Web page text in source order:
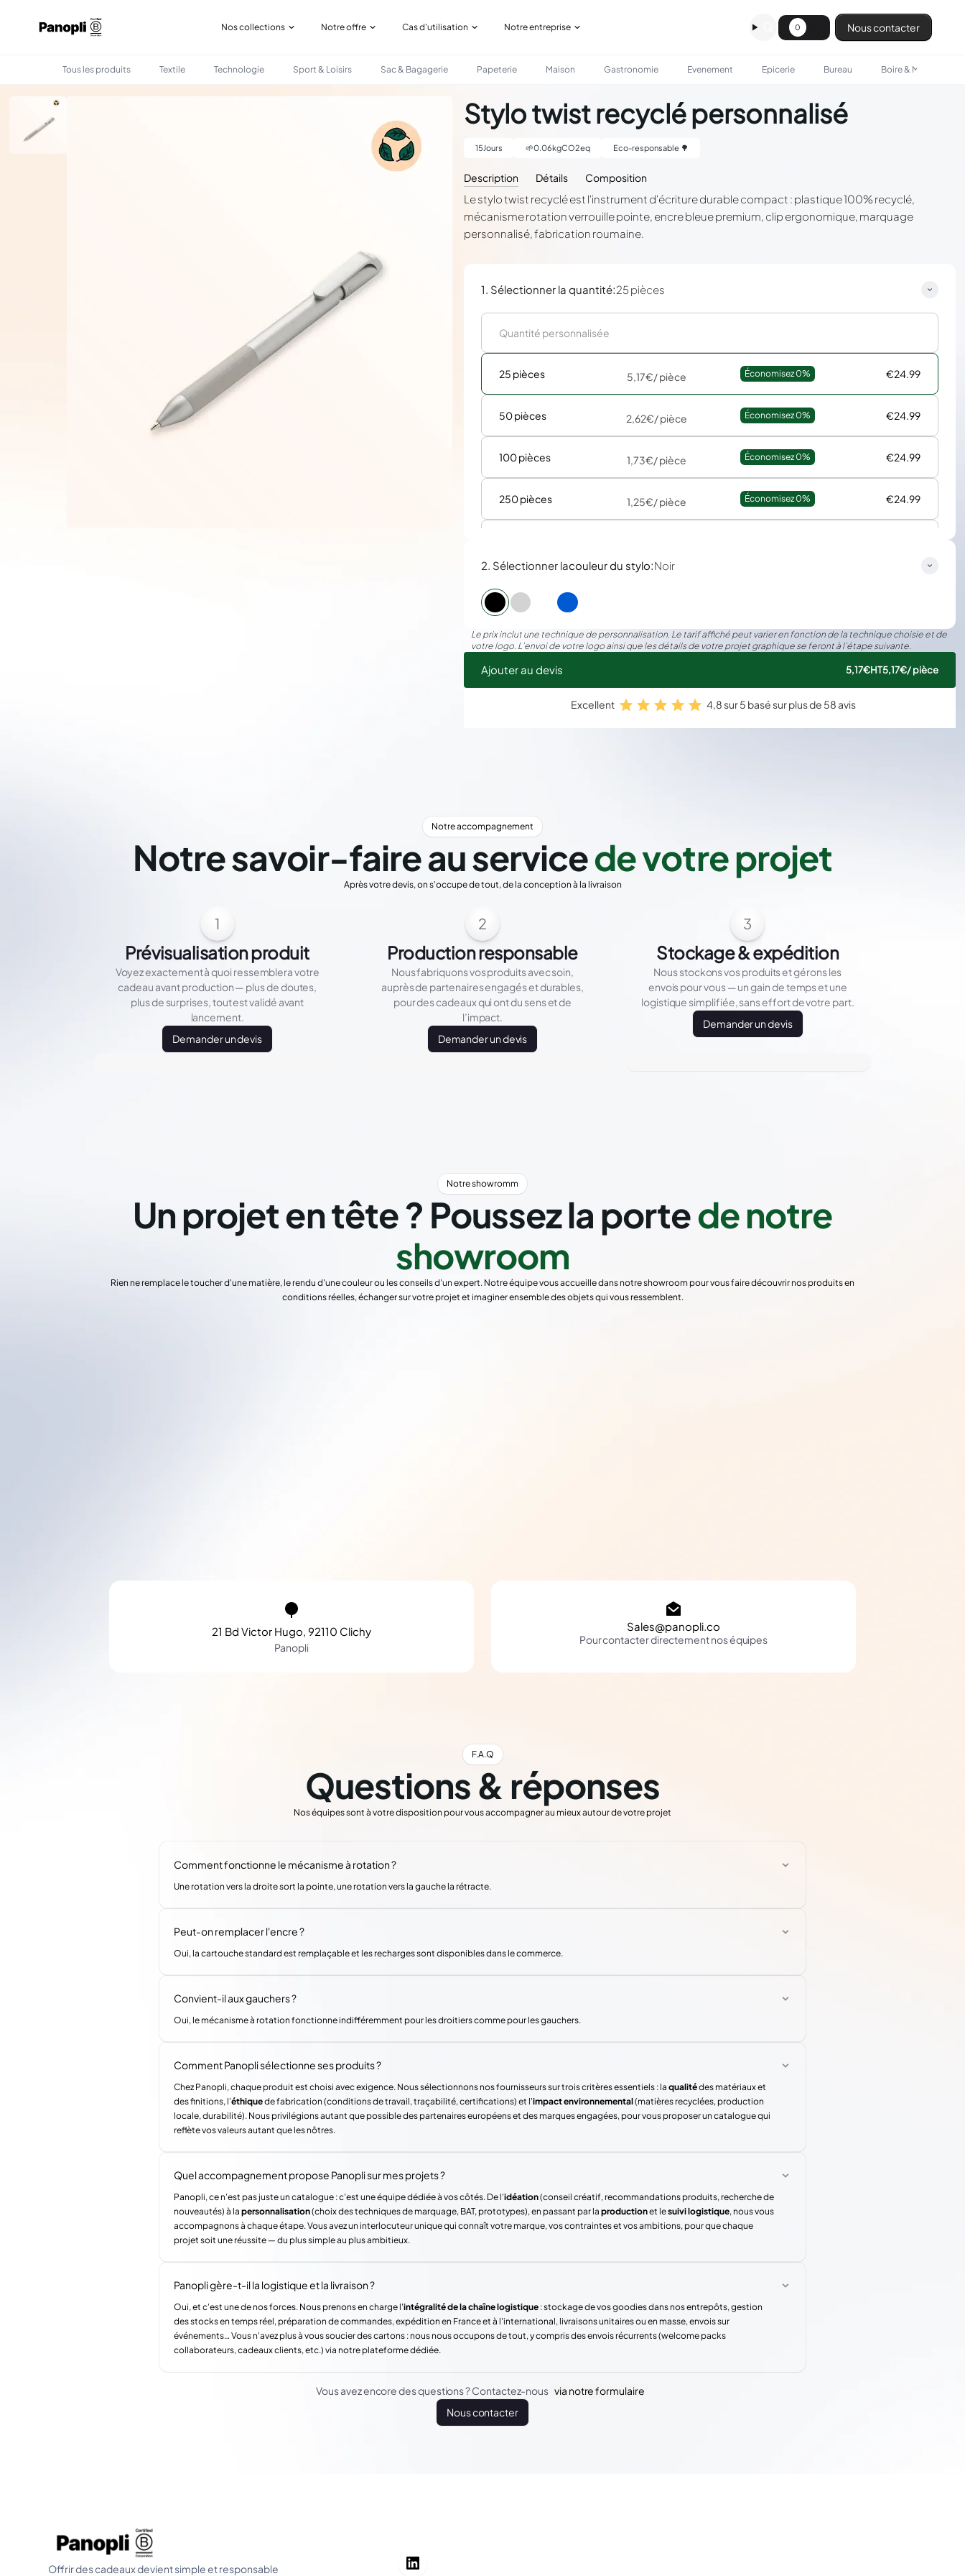
Nos collections Notre offre Cas d'utilisation Notre entreprise 0 Nous contacter
Tous les produits Textile Technologie Sport & Loisirs Sac & Bagagerie Papeterie Maison Gastronomie Evenement Epicerie Bureau Boire & Manger
BUREAU STYLO TWIST RECYCLÉ PERSONNALISÉ
Stylo twist recyclé personnalisé
15 Jours 🌱0.06kgCO2eq Eco-responsable 🌳
Description Détails Composition
Le stylo twist recyclé est l'instrument d'écriture durable compact : plastique 100% recyclé,
mécanisme rotation verrouille pointe, encre bleue premium, clip ergonomique, marquage
personnalisé, fabrication roumaine.
1. Sélectionner la quantité:25 pièces
25 pièces 5,17€/ pièce Économisez 0% €24.99
50 pièces 2,62€/ pièce Économisez 0% €24.99
100 pièces 1,73€/ pièce Économisez 0% €24.99
250 pièces 1,25€/ pièce Économisez 0% €24.99
2. Sélectionner lacouleur du stylo:Noir
Le prix inclut une technique de personnalisation. Le tarif affiché peut varier en fonction de la technique choisie et de
votre logo. L’envoi de votre logo ainsi que les détails de votre projet graphique se feront à l’étape suivante.
Ajouter au devis 5,17€HT5,17€/ pièce
Excellent 4,8 sur 5 basé sur plus de 58 avis
Notre accompagnement
Notre savoir-faire au servicede votre projet
Après votre devis, on s'occupe de tout, de la conception à la livraison
1
Prévisualisation produit
Voyez exactement à quoi ressemblera votre
cadeau avant production — plus de doutes,
plus de surprises, tout est validé avant
lancement.
Demander un devis
2
Production responsable
Nous fabriquons vos produits avec soin,
auprès de partenaires engagés et durables,
pour des cadeaux qui ont du sens et de
l’impact.
Demander un devis
3
Stockage & expédition
Nous stockons vos produits et gérons les
envois pour vous — un gain de temps et une
logistique simplifiée, sans effort de votre part.
Demander un devis
Notre showromm
Un projet en tête ? Poussez la portede notre
showroom
Rien ne remplace le toucher d'une matière, le rendu d'une couleur ou les conseils d'un expert. Notre équipe vous accueille dans notre showroom pour vous faire découvrir nos produits en
conditions réelles, échanger sur votre projet et imaginer ensemble des objets qui vous ressemblent.
21 Bd Victor Hugo, 92110 Clichy
Panopli
Sales@panopli.co
Pour contacter directement nos équipes
F.A.Q
Questions & réponses
Nos équipes sont à votre disposition pour vous accompagner au mieux autour de votre projet
Comment fonctionne le mécanisme à rotation ?
Une rotation vers la droite sort la pointe, une rotation vers la gauche la rétracte.
Peut-on remplacer l'encre ?
Oui, la cartouche standard est remplaçable et les recharges sont disponibles dans le commerce.
Convient-il aux gauchers ?
Oui, le mécanisme à rotation fonctionne indifféremment pour les droitiers comme pour les gauchers.
Comment Panopli sélectionne ses produits ?
Chez Panopli, chaque produit est choisi avec exigence. Nous sélectionnons nos fournisseurs sur trois critères essentiels : la qualitédes matériaux et
des finitions, l'éthiquede fabrication (conditions de travail, traçabilité, certifications) et l'impact environnemental(matières recyclées, production
locale, durabilité). Nous privilégions autant que possible des partenaires européens et des marques engagées, pour vous proposer un catalogue qui
reflète vos valeurs autant que les nôtres.
Quel accompagnement propose Panopli sur mes projets ?
Panopli, ce n'est pas juste un catalogue : c'est une équipe dédiée à vos côtés. De l'idéation(conseil créatif, recommandations produits, recherche de
nouveautés) à la personnalisation(choix des techniques de marquage, BAT, prototypes), en passant par la productionet lesuivi logistique, nous vous
accompagnons à chaque étape. Vous avez un interlocuteur unique qui connaît votre marque, vos contraintes et vos ambitions, pour que chaque
projet soit une réussite — du plus simple au plus ambitieux.
Panopli gère-t-il la logistique et la livraison ?
Oui, et c'est une de nos forces. Nous prenons en charge l'intégralité de la chaîne logistique : stockage de vos goodies dans nos entrepôts, gestion
des stocks en temps réel, préparation de commandes, expédition en France et à l'international, livraisons unitaires ou en masse, envois sur
événements… Vous n'avez plus à vous soucier des cartons : nous nous occupons de tout, y compris des envois récurrents (welcome packs
collaborateurs, cadeaux clients, etc.) via notre plateforme dédiée.
Vous avez encore des questions ? Contactez-nous via notre formulaire
Nous contacter
Offrir des cadeaux devient simple et responsable